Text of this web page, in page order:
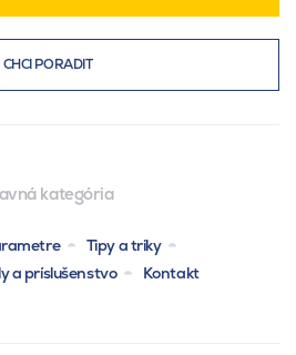
CHCI PORADIT
kategória
Tipy a triky
a príslušenstvo
Kontakt